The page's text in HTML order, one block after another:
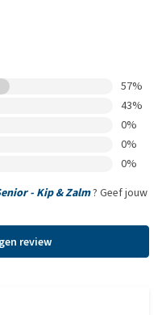
57%
43%
0%
0%
0%
- Kip & Zalm? Geef jouw
review